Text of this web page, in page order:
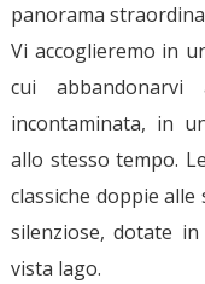
panorama
Vi accoglieremo in
cui
incontaminata, in
allo stesso tempo.
classiche doppie
silenziose, dotate
vista lago.